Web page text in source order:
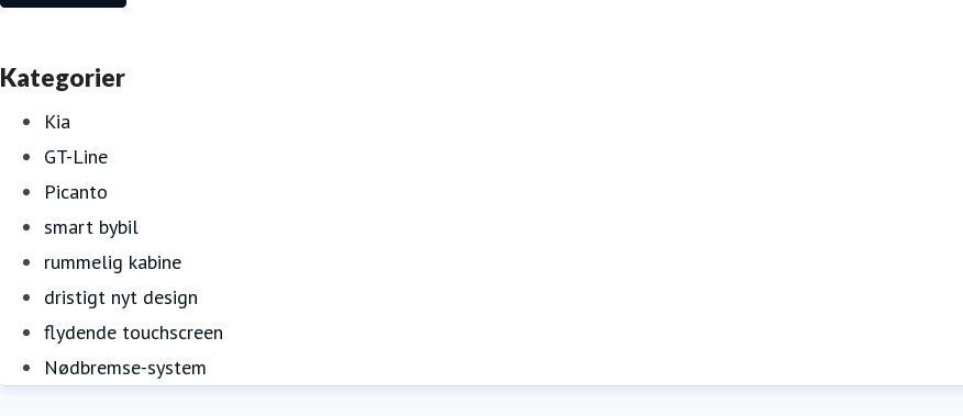
Kategorier
Kia
GT-Line
Picanto
smart bybil
rummelig kabine
dristigt nyt design
flydende touchscreen
Nødbremse-system